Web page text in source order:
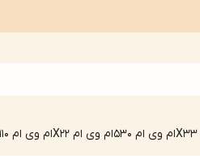
ام وی ام 530 ام وی ام X22 ام وی ام 110